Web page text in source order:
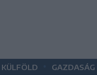
KÜLFÖLD GAZDASÁG